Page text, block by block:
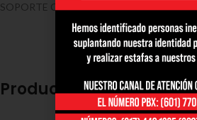
SOPORTE CARDAN CHEVROLET CAPTIVA
Productos relacionados